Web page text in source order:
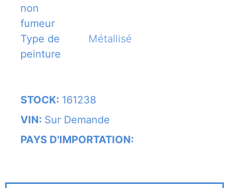
non
fumeur
Type de
peinture
Métallisé
STOCK: 161238
VIN: Sur Demande
PAYS D'IMPORTATION: